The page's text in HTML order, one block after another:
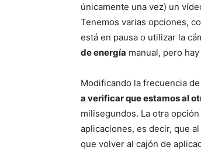
únicamente una vez) un
Tenemos varias opciones,
está en pausa o utilizar la
de energía manual, pero
Modificando la frecuencia
a verificar que estamos al
milisegundos. La otra
aplicaciones, es decir, que
que volver al cajón de